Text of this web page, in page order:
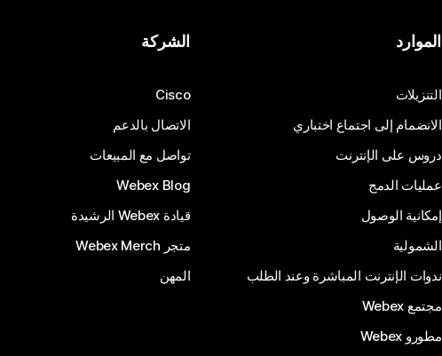
الموارد
التنزيلات
الانضمام إلى اجتماع اختباري
دروس على الإنترنت
عمليات الدمج
إمكانية الوصول
الشمولية
ندوات الإنترنت المباشرة وعند الطلب
مجتمع Webex
مطورو Webex
الشركة
Cisco
الاتصال بالدعم
تواصل مع المبيعات
Webex Blog
قيادة Webex الرشيدة
متجر Webex Merch
المهن